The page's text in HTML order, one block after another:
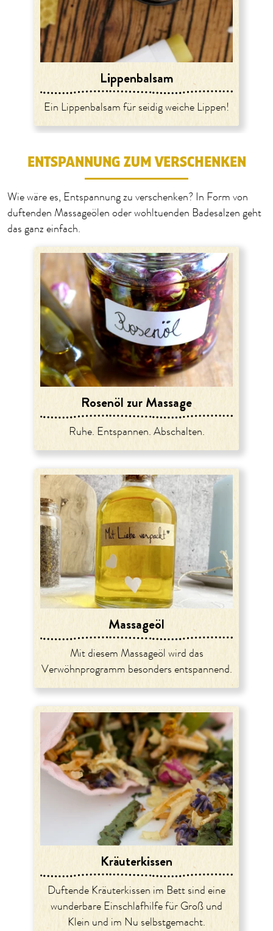
Lippenbalsam
Ein Lippenbalsam für seidig weiche Lippen!
ENTSPANNUNG ZUM VERSCHENKEN
Wie wäre es, Entspannung zu verschenken? In Form von
duftenden Massageölen oder wohltuenden Badesalzen geht
das ganz einfach.
Rosenöl zur Massage
Ruhe. Entspannen. Abschalten.
Massageöl
Mit diesem Massageöl wird das
Verwöhnprogramm besonders entspannend.
Kräuterkissen
Duftende Kräuterkissen im Bett sind eine
wunderbare Einschlafhilfe für Groß und
Klein und im Nu selbstgemacht.